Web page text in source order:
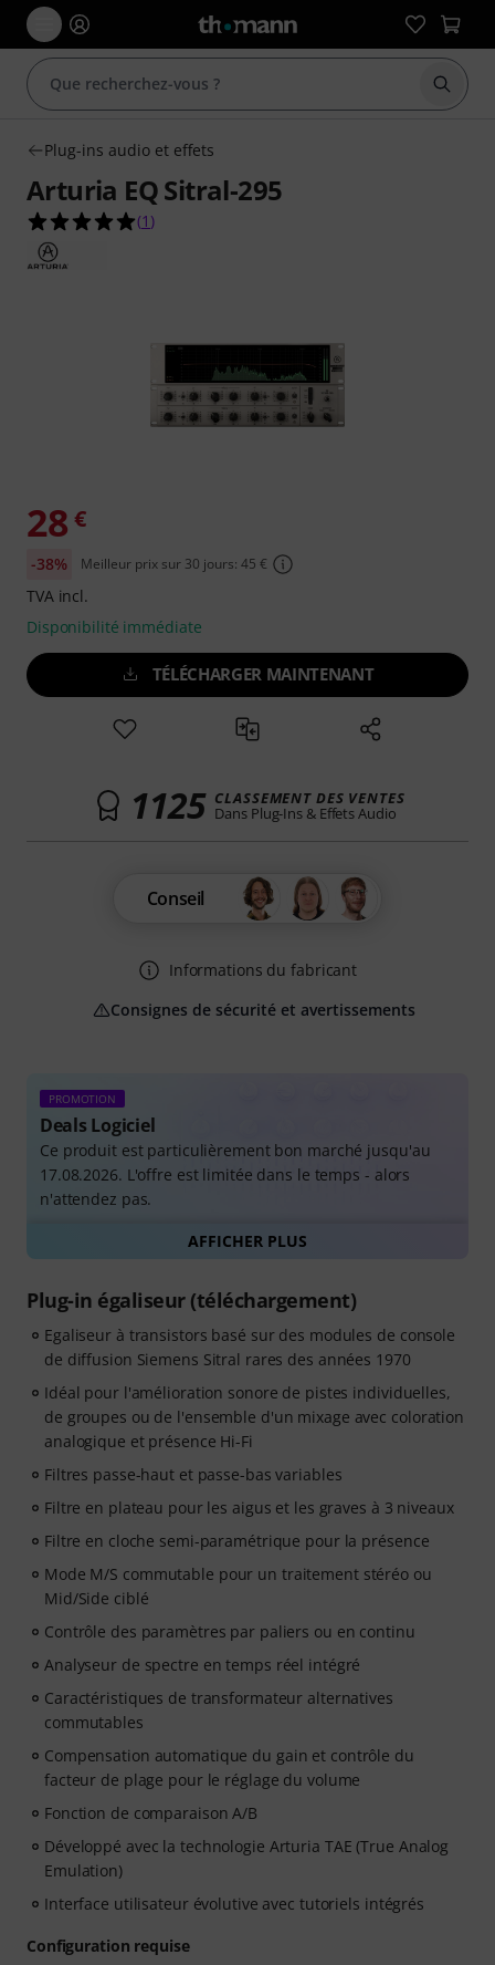
Plug-ins audio et effets
Arturia EQ Sitral-295
5.0 étoiles sur 5 d'après 1 évaluations clients
(1 )
PROMOTION
Deals Logiciel
Ce produit est particulièrement bon marché jusqu'au
17.08.2026. L'offre est limitée dans le temps - alors
n'attendez pas.
Tous les deals de logiciels
AFFICHER PLUS
Plug-in égaliseur (téléchargement)
Egaliseur à transistors basé sur des modules de console
de diffusion Siemens Sitral rares des années 1970
Idéal pour l'amélioration sonore de pistes individuelles,
de groupes ou de l'ensemble d'un mixage avec coloration
analogique et présence Hi-Fi
Filtres passe-haut et passe-bas variables
Filtre en plateau pour les aigus et les graves à 3 niveaux
Filtre en cloche semi-paramétrique pour la présence
Mode M/S commutable pour un traitement stéréo ou
Mid/Side ciblé
Contrôle des paramètres par paliers ou en continu
Analyseur de spectre en temps réel intégré
Caractéristiques de transformateur alternatives
commutables
Compensation automatique du gain et contrôle du
facteur de plage pour le réglage du volume
Fonction de comparaison A/B
Développé avec la technologie Arturia TAE (True Analog
Emulation)
Interface utilisateur évolutive avec tutoriels intégrés
Configuration requise
28 €
-38% Meilleur prix sur 30 jours: 45 €
TVA incl.
Disponibilité immédiate
TÉLÉCHARGER MAINTENANT
1125 CLASSEMENT DES VENTES
Dans Plug-Ins & Effets Audio
Conseil
Informations du fabricant
Consignes de sécurité et avertissements